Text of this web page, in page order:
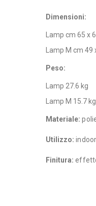
Dimensioni:
Lamp cm 65 x
Lamp M cm 49
Peso:
Lamp 27.6 kg
Lamp M 15.7 kg
Materiale:
Utilizzo:
Finitura: